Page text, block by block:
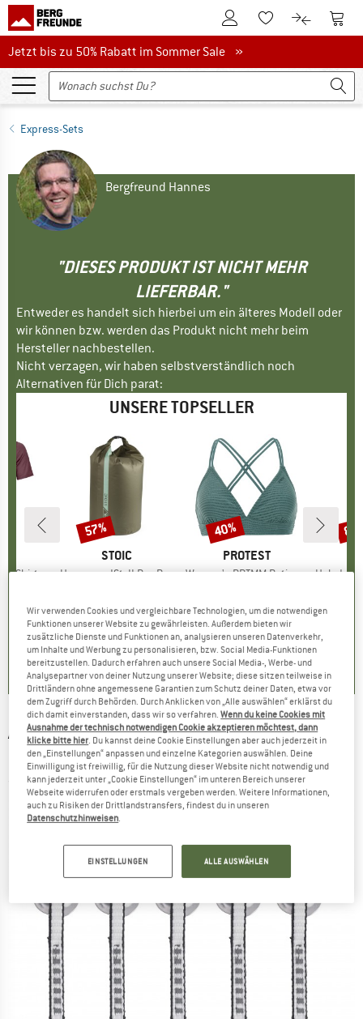
Zum KundenkontoZum Merkzettel.
Zum Zum
Jetzt bis zu 50% Rabatt im Sommer Sale
Jetzt bis zu 50% Rabatt im Sommer Sale »
Express-Sets
Bergfreund Hannes
"DIESES PRODUKT IST NICHT MEHR
LIEFERBAR."
Entweder es handelt sich hierbei um ein älteres Modell oder
wir können bzw. werden das Produkt nicht mehr beim
Hersteller nachbestellen.
Nicht verzagen, wir haben selbstverständlich noch
Alternativen für Dich parat:
UNSERE TOPSELLER
T-Shirt
)
MARKE
STOIC
Artikel
HarnosandSt. II Dry Bag
5,0(2)
Rabatt
57%
MARKE
PROTEST
Artikel
Women's PRTMM Patio Triangle
4,9(23)
Rabatt
40%
Artikel
HeladagenSt.
AUSTRIALPIN -Micro Mixed 5er Set Alu -
Express-Set
(0)
Wir verwenden Cookies und vergleichbare Technologien, um die notwendigen
Funktionen unserer Website zu gewährleisten. Außerdem bieten wir
zusätzliche Dienste und Funktionen an, analysieren unseren Datenverkehr,
um Inhalte und Werbung zu personalisieren, bzw. Social Media-Funktionen
bereitzustellen. Dadurch erfahren auch unsere Social Media-, Werbe- und
Analysepartner von deiner Nutzung unserer Website; diese sitzen teilweise in
Drittländern ohne angemessene Garantien zum Schutz deiner Daten, etwa vor
dem Zugriff durch Behörden. Durch Anklicken von „Alle auswählen“ erklärst du
dich damit einverstanden, dass wir so verfahren.Wenn du keine Cookies mit
Ausnahme der technisch notwendigen Cookie akzeptieren möchtest, dann
klicke bitte hier . Du kannst deine Cookie Einstellungen aber auch jederzeit in
den „Einstellungen“ anpassen und einzelne Kategorien auswählen. Deine
Einwilligung ist freiwillig, für die Nutzung dieser Website nicht notwendig und
kann jederzeit unter „Cookie Einstellungen“ im unteren Bereich unserer
Webseite widerrufen oder erstmals vergeben werden. Weitere Informationen,
auch zu Risiken der Drittlandstransfers, findest du in unseren
Datenschutzhinweisen
EINSTELLUNGEN ALLE AUSWÄHLEN